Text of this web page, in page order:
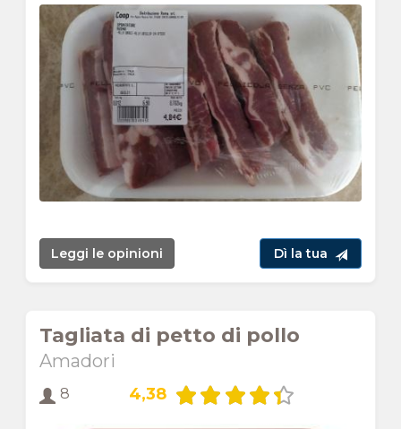
Leggi le opinioni Dì la tua
Tagliata di petto di pollo
Amadori
8 4,38